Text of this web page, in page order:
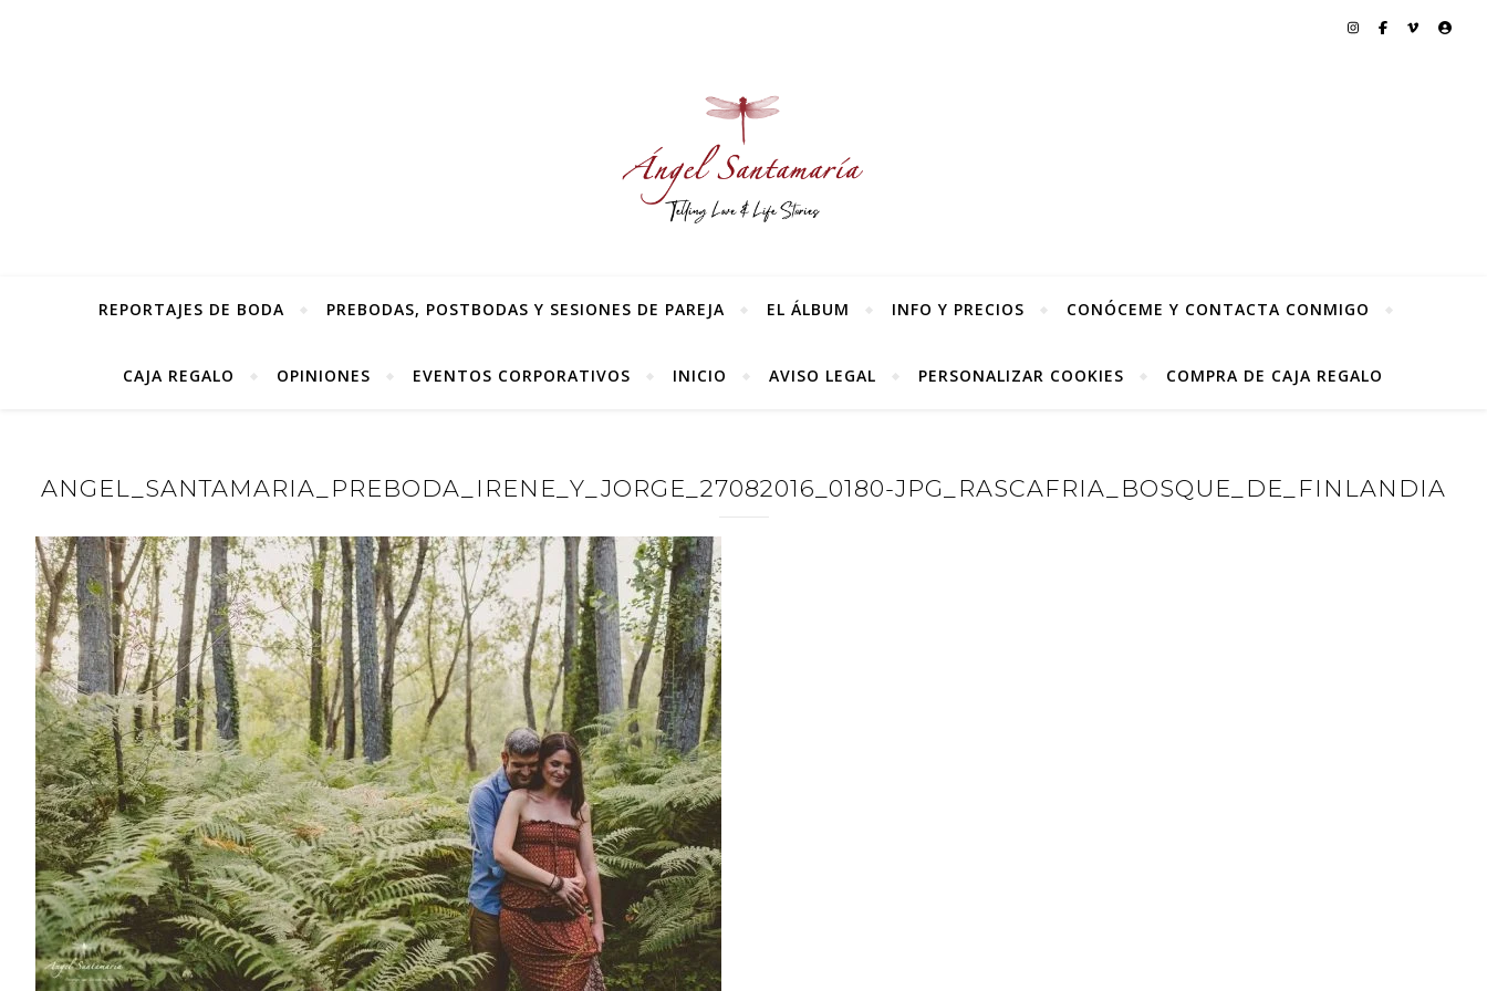
REPORTAJES DE BODA PREBODAS, POSTBODAS Y SESIONES DE PAREJA EL ÁLBUM INFO Y PRECIOS CONÓCEME Y CONTACTA CONMIGO
CAJA REGALO OPINIONES EVENTOS CORPORATIVOS INICIO AVISO LEGAL PERSONALIZAR COOKIES COMPRA DE CAJA REGALO
ANGEL_SANTAMARIA_PREBODA_IRENE_Y_JORGE_27082016_0180-JPG_RASCAFRIA_BOSQUE_DE_FINLANDIA